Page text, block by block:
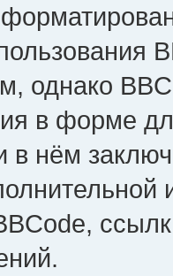
однако
в форме
в нём